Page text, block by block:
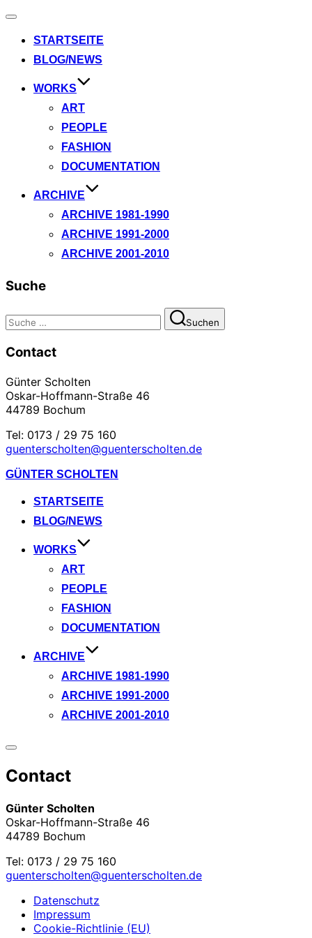
Navigation
STARTSEITE
BLOG/NEWS
WORKS
ART
PEOPLE
FASHION
DOCUMENTATION
ARCHIVE
ARCHIVE 1981-1990
ARCHIVE 1991-2000
ARCHIVE 2001-2010
Suche
Suchen
nach:
Suchen
Contact
Günter Scholten
Oskar-Hoffmann-Straße 46
44789 Bochum
Tel: 0173 / 29 75 160
guenterscholten@guenterscholten.de
Zum
springen
GÜNTER SCHOLTEN
STARTSEITE
BLOG/NEWS
WORKS
ART
PEOPLE
FASHION
DOCUMENTATION
ARCHIVE
ARCHIVE 1981-1990
ARCHIVE 1991-2000
ARCHIVE 2001-2010
Seitenleiste
Navigation
umschalten
Contact
Günter Scholten
Oskar-Hoffmann-Straße 46
44789 Bochum
Tel: 0173 / 29 75 160
guenterscholten@guenterscholten.de
Datenschutz
Impressum
Cookie-Richtlinie (EU)